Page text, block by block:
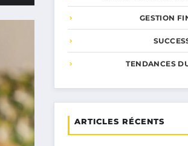
GESTION
TENDANCES
ARTICLES RÉCENTS